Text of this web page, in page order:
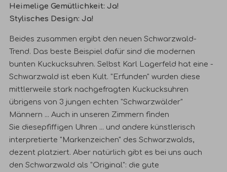
Heimelige Gemütlichkeit: Ja!
Stylisches Design: Ja!
Beides zusammen ergibt den neuen Schwarzwald-
Trend. Das beste Beispiel dafür sind die modernen
bunten Kuckucksuhren. Selbst Karl Lagerfeld hat eine -
Schwarzwald ist eben Kult. "Erfunden" wurden diese
mittlerweile stark nachgefragten Kuckucksuhren
übrigens von 3 jungen echten "Schwarzwälder"
Männern ...Auch in unseren Zimmern finden
Sie diesepfiffigen Uhren ... und andere künstlerisch
interpretierte "Markenzeichen" des Schwarzwalds,
dezent platziert. Aber natürlich gibt es bei uns auch
den Schwarzwald als "Original": die gute